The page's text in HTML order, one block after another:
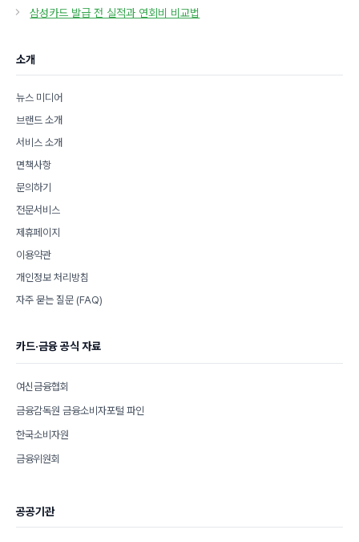
리
삼성카드 발급 전 실적과 연회비 비교법
소개
뉴스 미디어
브랜드 소개
서비스 소개
면책사항
문의하기
전문서비스
제휴페이지
이용약관
개인정보 처리방침
자주 묻는 질문 (FAQ)
카드·금융 공식 자료
여신금융협회
금융감독원 금융소비자포털 파인
한국소비자원
금융위원회
공공기관